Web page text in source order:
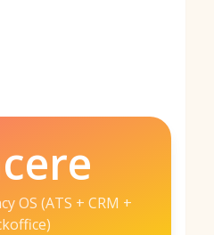
OS (ATS + CRM +